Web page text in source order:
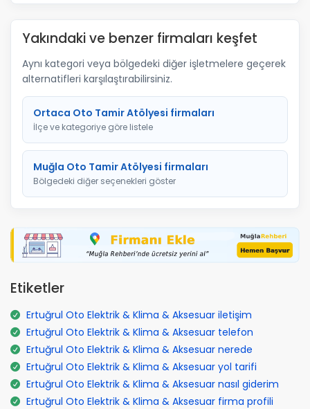
Yakındaki ve benzer firmaları keşfet
Aynı kategori veya bölgedeki diğer işletmelere geçerek
alternatifleri karşılaştırabilirsiniz.
Ortaca Oto Tamir Atölyesi firmaları
İlçe ve kategoriye göre listele
Muğla Oto Tamir Atölyesi firmaları
Bölgedeki diğer seçenekleri göster
Etiketler
Ertuğrul Oto Elektrik & Klima & Aksesuar iletişim
Ertuğrul Oto Elektrik & Klima & Aksesuar telefon
Ertuğrul Oto Elektrik & Klima & Aksesuar nerede
Ertuğrul Oto Elektrik & Klima & Aksesuar yol tarifi
Ertuğrul Oto Elektrik & Klima & Aksesuar nasıl giderim
Ertuğrul Oto Elektrik & Klima & Aksesuar firma profili